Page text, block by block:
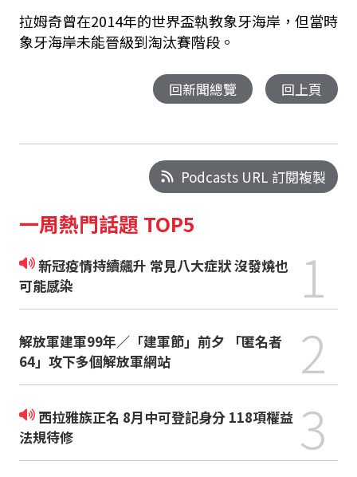
拉姆奇曾在2014年的世界盃執教象牙海岸，但當時
象牙海岸未能晉級到淘汰賽階段。
回新聞總覽 回上頁
Podcasts URL 訂閱複製
一周熱門話題 TOP5
新冠疫情持續飆升 常見八大症狀 沒發燒也
可能感染
1
解放軍建軍99年／「建軍節」前夕 「匿名者
64」攻下多個解放軍網站
2
西拉雅族正名 8月中可登記身分 118項權益
法規待修
3